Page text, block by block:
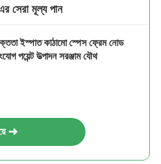
সেরা মূল্য পান
ইস্পাত কাঠামো স্পেস ফ্রেম নোড
পয়েন্ট উত্পাদন সরঞ্জাম যৌথ